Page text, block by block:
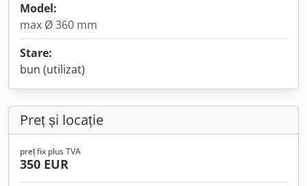
Model:
max Ø 360 mm
Stare:
bun (utilizat)
Preț și locație
preț fix plus TVA
350 EUR